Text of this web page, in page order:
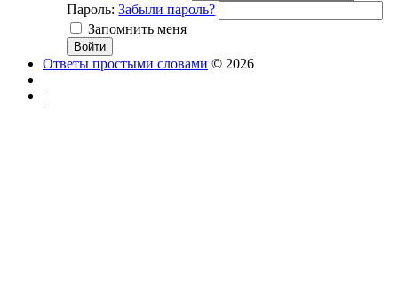
Пароль: Забыли пароль?
Запомнить меня
Ответы простыми словами © 2026
|